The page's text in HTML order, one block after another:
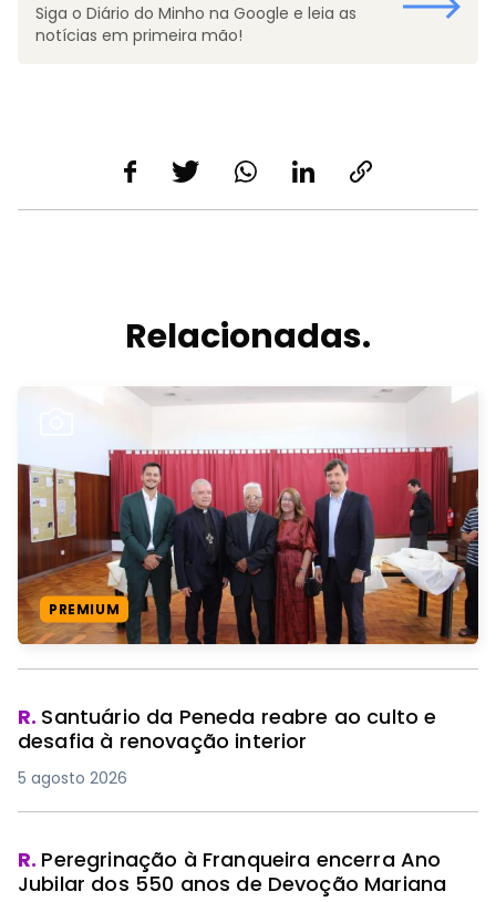
Siga o Diário do Minho na Google e leia as
notícias em primeira mão!
Relacionadas.
PREMIUM
R. Santuário da Peneda reabre ao culto e
desafia à renovação interior
5 agosto 2026
R. Peregrinação à Franqueira encerra Ano
Jubilar dos 550 anos de Devoção Mariana